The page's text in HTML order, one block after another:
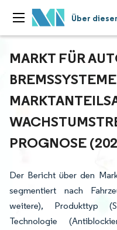
Über
MARKT FÜR
BREMSSYSTEME
ROGNOSE
Der Bericht über den
segmentiert nach
weitere), Produkttyp
Technologie